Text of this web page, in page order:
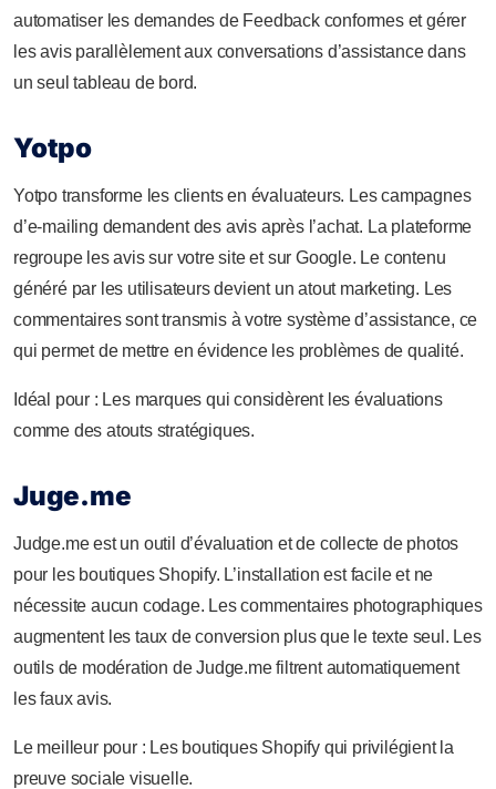
automatiser les demandes de Feedback conformes et gérer
les avis parallèlement aux conversations d’assistance dans
un seul tableau de bord.
Yotpo
Yotpo transforme les clients en évaluateurs. Les campagnes
d’e-mailing demandent des avis après l’achat. La plateforme
regroupe les avis sur votre site et sur Google. Le contenu
généré par les utilisateurs devient un atout marketing. Les
commentaires sont transmis à votre système d’assistance, ce
qui permet de mettre en évidence les problèmes de qualité.
Idéal pour : Les marques qui considèrent les évaluations
comme des atouts stratégiques.
Juge.me
Judge.me est un outil d’évaluation et de collecte de photos
pour les boutiques Shopify. L’installation est facile et ne
nécessite aucun codage. Les commentaires photographiques
augmentent les taux de conversion plus que le texte seul. Les
outils de modération de Judge.me filtrent automatiquement
les faux avis.
Le meilleur pour : Les boutiques Shopify qui privilégient la
preuve sociale visuelle.